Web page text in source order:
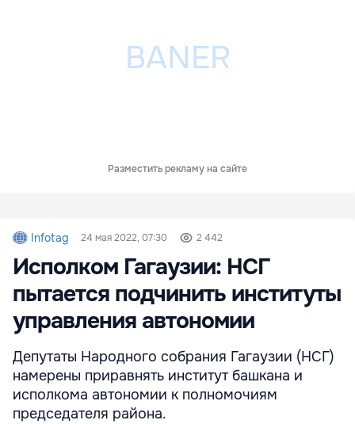
Разместить рекламу на сайте
Infotag 24 мая 2022, 07:30 2 442
Исполком Гагаузии: НСГ
пытается подчинить институты
управления автономии
Депутаты Народного собрания Гагаузии (НСГ)
намерены приравнять институт башкана и
исполкома автономии к полномочиям
председателя района.